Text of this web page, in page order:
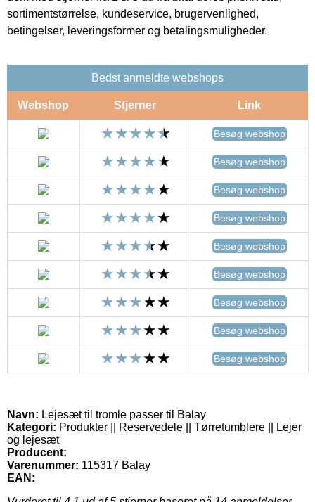
sortimentstørrelse, kundeservice, brugervenlighed,
betingelser, leveringsformer og betalingsmuligheder.
Bedst anmeldte webshops
Webshop Stjerner Link
Besøg webshop
Besøg webshop
Besøg webshop
Besøg webshop
Besøg webshop
Besøg webshop
Besøg webshop
Besøg webshop
Besøg webshop
Navn: Lejesæt til tromle passer til Balay
Kategori: Produkter || Reservedele || Tørretumblere || Lejer
og lejesæt
Producent:
Varenummer: 115317 Balay
EAN: